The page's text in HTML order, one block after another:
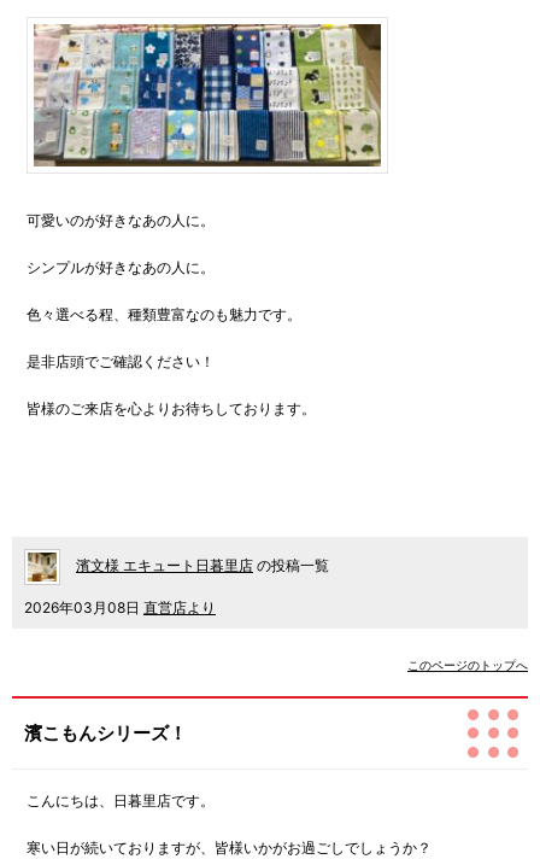
可愛いのが好きなあの人に。
シンプルが好きなあの人に。
色々選べる程、種類豊富なのも魅力です。
是非店頭でご確認ください！
皆様のご来店を心よりお待ちしております。
濱文様 エキュート日暮里店 の投稿一覧
2026年03月08日 直営店より
このページのトップへ
濱こもんシリーズ！
こんにちは、日暮里店です。
寒い日が続いておりますが、皆様いかがお過ごしでしょうか？